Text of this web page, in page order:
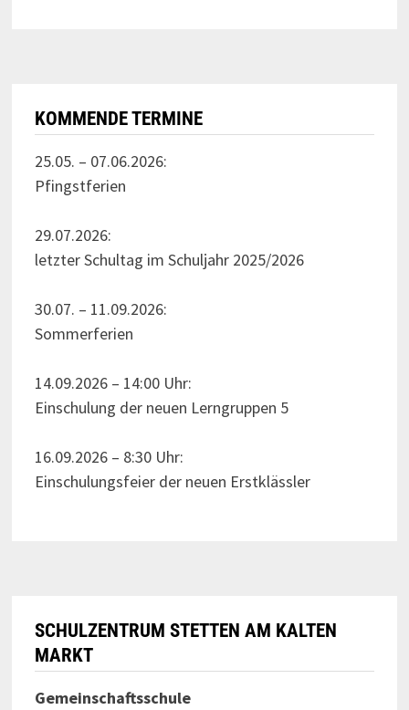
KOMMENDE TERMINE
25.05. – 07.06.2026:
Pfingstferien
29.07.2026:
letzter Schultag im Schuljahr 2025/2026
30.07. – 11.09.2026:
Sommerferien
14.09.2026 – 14:00 Uhr:
Einschulung der neuen Lerngruppen 5
16.09.2026 – 8:30 Uhr:
Einschulungsfeier der neuen Erstklässler
SCHULZENTRUM STETTEN AM KALTEN
MARKT
Gemeinschaftsschule